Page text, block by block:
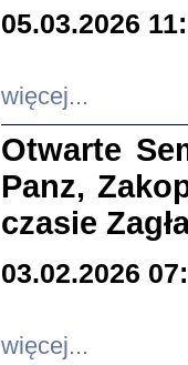
05.03.2026
więcej...
Otwarte
Panz,
czasie
03.02.2026
więcej...